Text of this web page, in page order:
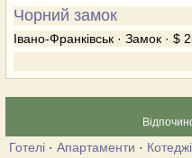
Чорний замок
Івано-Франківськ · Замок · $
Готелі · Апартаменти · Котеджі